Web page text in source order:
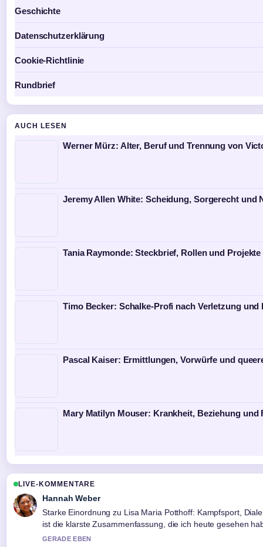
Geschichte
Datenschutzerklärung
Cookie-Richtlinie
Rundbrief
AUCH LESEN
Werner Mürz: Alter, Beruf und Trennung von
Jeremy Allen White: Scheidung, Sorgerecht und
Tania Raymonde: Steckbrief, Rollen und Projekte
Timo Becker: Schalke-Profi nach Verletzung und
Pascal Kaiser: Ermittlungen, Vorwürfe und
Mary Matilyn Mouser: Krankheit, Beziehung und
LIVE-KOMMENTARE
Hannah Weber
Starke Einordnung zu Lisa Maria Potthoff: Kampfsport,
ist die klarste Zusammenfassung, die ich heute gesehen
GERADE EBEN